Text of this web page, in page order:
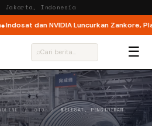
Indonesia
dan NVIDIA Luncurkan Zankore,
⌕ ☰
/OTO /MELESAT, PENGIRIMAN